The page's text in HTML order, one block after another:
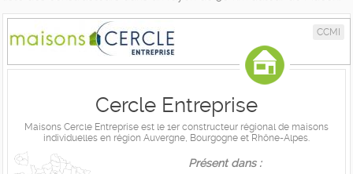
CCMI
Cercle Entreprise
Maisons Cercle Entreprise est le 1er constructeur régional de maisons
individuelles en région Auvergne, Bourgogne et Rhône-Alpes.
Présent dans :